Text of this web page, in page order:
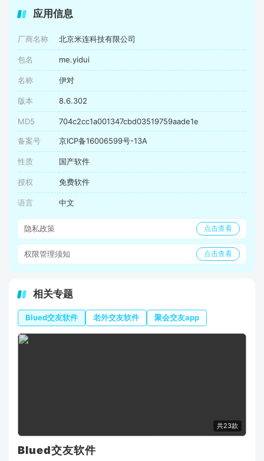
应用信息
厂商名称 北京米连科技有限公司
包名 me.yidui
名称 伊对
版本 8.6.302
MD5 704c2cc1a001347cbd03519759aade1e
备案号 京ICP备16006599号-13A
性质 国产软件
授权 免费软件
语言 中文
隐私政策 点击查看
权限管理须知 点击查看
相关专题
Blued交友软件 老外交友软件 聚会交友app
共23款
Blued交友软件